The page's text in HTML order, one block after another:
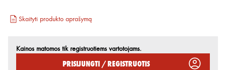
Skaityti produkto aprašymą
Kainos matomos tik registruotiems vartotojams.
Prisijungti / Registruotis